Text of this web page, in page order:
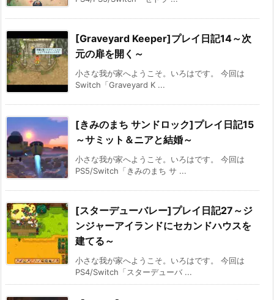
[Graveyard Keeper]プレイ日記14～次
元の扉を開く～
小さな我が家へようこそ。いろはです。 今回は
Switch「Graveyard K ...
[きみのまち サンドロック]プレイ日記15
～サミット＆ニアと結婚～
小さな我が家へようこそ。いろはです。 今回は
PS5/Switch「きみのまち サ ...
[スターデューバレー]プレイ日記27～ジ
ンジャーアイランドにセカンドハウスを
建てる～
小さな我が家へようこそ。いろはです。 今回は
PS4/Switch「スターデューバ ...